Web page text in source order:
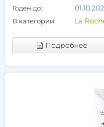
Годен до:
В категории: La
Подробнее